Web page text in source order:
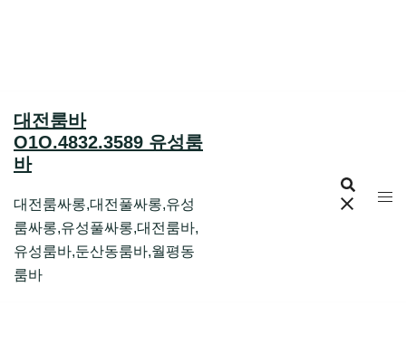
대전룸바
O1O.4832.3589 유성룸
바
대전룸싸롱,대전풀싸롱,유성
룸싸롱,유성풀싸롱,대전룸바,
유성룸바,둔산동룸바,월평동
룸바